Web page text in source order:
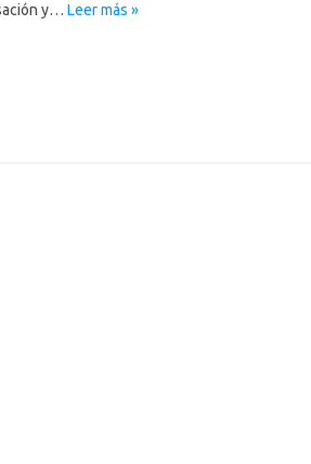
y… Leer más »